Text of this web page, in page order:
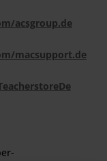
acsgroup.de
macsupport.de